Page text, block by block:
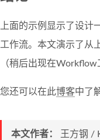
上面的示例显示了设
工作流。本文演示了从
（稍后出现在
您还可以在此博客中了
本文作者：
王方钢 /